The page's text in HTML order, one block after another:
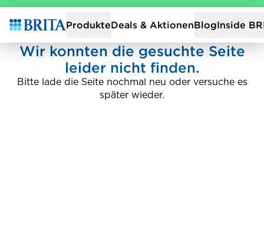
Zur Startseite
ProdukteDeals & AktionenBlogInside
Wir konnten die gesuchte Seite
leider nicht finden.
Bitte lade die Seite nochmal neu oder versuche es
später wieder.